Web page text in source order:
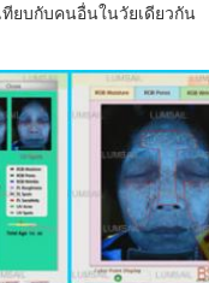
ยบกับคนอื่นในวัยเดียวกัน